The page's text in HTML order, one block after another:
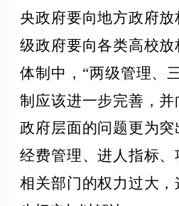
央政府要向地方政府
级政府要向各类高校
体制中，“两级管理、
制应该进一步完善，
政府层面的问题更为突
经费管理、进人指标、
相关部门的权力过大